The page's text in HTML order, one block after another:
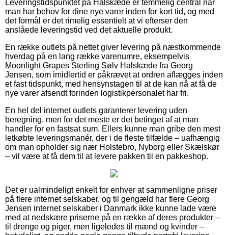
Leveringstidspunktet på Halskæde er temmelig central når
man har behov for dine nye varer inden for kort tid, og med
det formål er det rimelig essentielt at vi efterser den
anslåede leveringstid ved det aktuelle produkt.
En række outlets på nettet giver levering på næstkommende
hverdag på en lang række varenumre, eksempelvis
Moonlight Grapes Sterling Sølv Halskæde fra Georg
Jensen, som imidlertid er påkrævet at ordren aflægges inden
et fast tidspunkt, med hensynstagen til at de kan nå at få de
nye varer afsendt forinden logistikpersonalet har fri.
En hel del internet outlets garanterer levering uden
beregning, men for det meste er det betinget af at man
handler for en fastsat sum. Ellers kunne man gribe den mest
letkøbte leveringsmanér, der i de fleste tilfælde – uafhængig
om man opholder sig nær Holstebro, Nyborg eller Skælskør
– vil være at få dem til at levere pakken til en pakkeshop.
Det er ualmindeligt enkelt for enhver at sammenligne priser
på flere internet selskaber, og til gengæld har flere Georg
Jensen internet selskaber i Danmark ikke kunne lade være
med at nedskære priserne på en række af deres produkter –
til drenge og piger, men ligeledes til mænd og kvinder –